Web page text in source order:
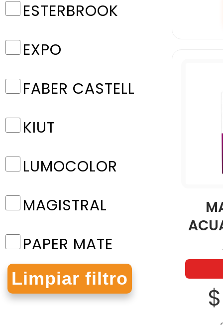
ESTERBROOK
EXPO
FABER CASTELL
KIUT
LUMOCOLOR
MAGISTRAL
PAPER MATE
PELIKAN